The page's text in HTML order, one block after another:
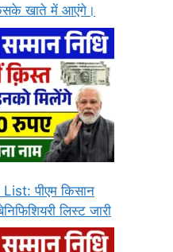
खाते में आएंगे।
पीएम किसान
लिस्ट जारी